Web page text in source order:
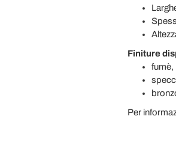
Finiture
fumè,
Per